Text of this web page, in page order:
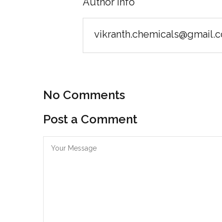
No Comments
Post a Comment